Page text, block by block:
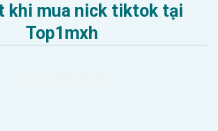
khi mua nick tiktok tại
Top1mxh